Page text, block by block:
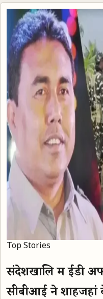
Top Stories
संदेशखालि में ईडी
सीबीआई ने